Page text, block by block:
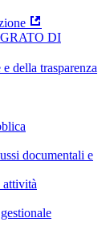
DI
della trasparenza
documentali e
attività